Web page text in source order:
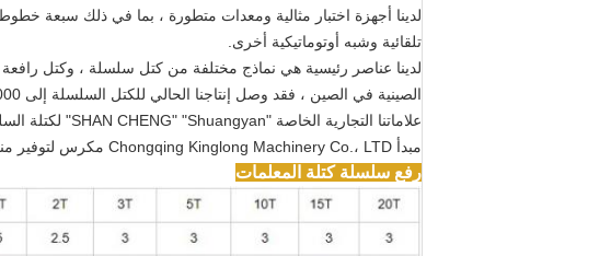
لدينا أجهزة اختبار مثالية ومعدات متطورة ، بما في ذلك سبعة
تلقائية وشبه أوتوماتيكية أخرى.
لدينا عناصر رئيسية هي نماذج مختلفة من كتل سلسلة ، وكتل
الصينية في الصين ، فقد وصل إنتاجنا الحالي للكتل السلسلة إلى 200000 مجموعة وسلاسل قوة عالية 1،000،000 متر في السنة.
علاماتنا التجارية الخاصة "SHAN CHENG" "Shuangyan" لكتلة السلسلة ، كتلة الرافعة والعربة تحظى بشعبية كبيرة في الداخل والخارج بسبب جودتها العالية.
مبدأ Chongqing Kinglong Machinery Co.، LTD مكرس لتوفير منتجات من الدرجة الأولى وخدمات مرضية بعد البيع.
رفع سلسلة كتلة المعلمات